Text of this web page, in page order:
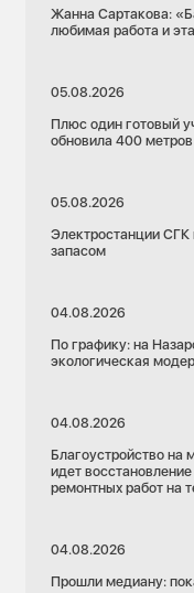
Жанна Сартакова:
любимая работа и
05.08.2026
Плюс один готовый
обновила 400
05.08.2026
Электростанции
запасом
04.08.2026
По графику: на
экологическая
04.08.2026
Благоустройство на
идет
ремонтных работ на
04.08.2026
Прошли медиану: